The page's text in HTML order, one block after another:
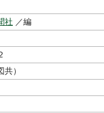
社 ／編
）